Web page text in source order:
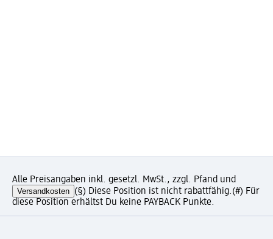
Alle Preisangaben inkl. gesetzl. MwSt., zzgl. Pfand und
Versandkosten (§) Diese Position ist nicht rabattfähig.(#) Für
diese Position erhältst Du keine PAYBACK Punkte.